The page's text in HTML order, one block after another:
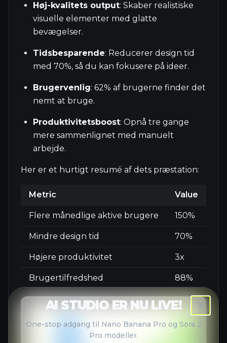
Høj-kvalitets output: Skaber realistiske
visuelle elementer med glatte
bevægelser.
Tidsbesparende: Reducerer design tid
med 70%, så du kan fokusere på ideer.
Brugervenlig: 62% af brugerne finder det
nemt at bruge.
Produktivitetsboost: Opnå tre gange
mere sammenlignet med manuelt
arbejde.
Her er et hurtigt resumé af dets præstation:
Metric Value
Flere månedlige aktive brugere 150%
Mindre design tid 70%
Højere produktivitet 3x
Brugertilfredshed 88%
AI STUDIO ER NU LIVE!
One-stop adgang til Nano Banana Pro og Sora 2
Pro modeller.